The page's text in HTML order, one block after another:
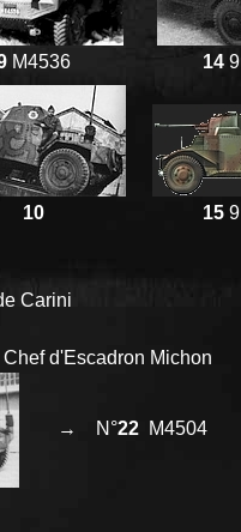
M4536 14
10 15
Carini
d'Escadron Michon
→ N°22 M4504